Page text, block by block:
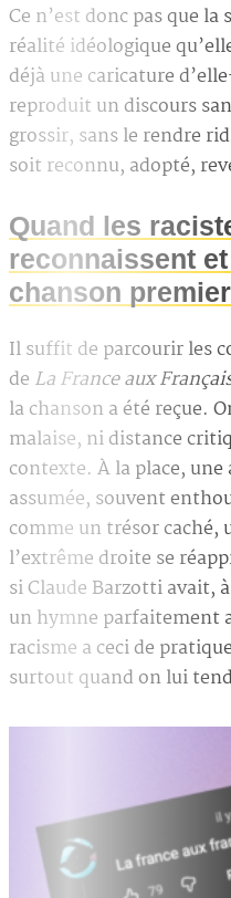
Ce n’est donc pas que
réalité idéologique
déjà une caricature
reproduit un discours
grossir, sans le rendre
soit reconnu, adopté,
Quand les
reconnaissent
chanson
Il suffit de parcourir les
de La France aux
la chanson a été reçue.
malaise, ni distance
contexte. À la place,
assumée, souvent
comme un trésor
l’extrême droite se
si Claude Barzotti avait,
un hymne parfaitement
racisme a ceci de
surtout quand on lui